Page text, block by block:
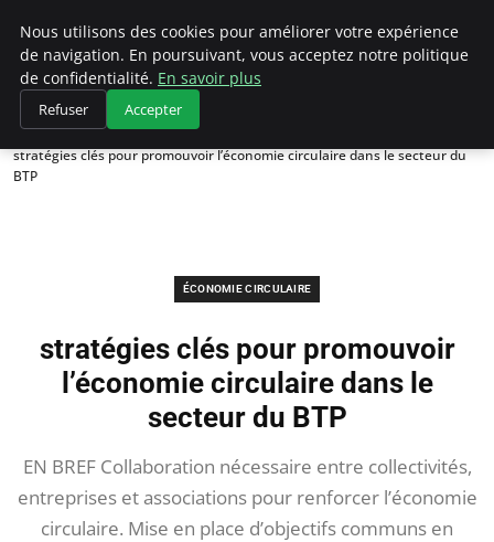
Climategatecountryclub.com
Accueil
Économie circulaire
stratégies clés pour promouvoir l’économie circulaire dans le secteur du
BTP
ÉCONOMIE CIRCULAIRE
stratégies clés pour promouvoir
l’économie circulaire dans le
secteur du BTP
EN BREF Collaboration nécessaire entre collectivités,
entreprises et associations pour renforcer l’économie
circulaire. Mise en place d’objectifs communs en
Nous utilisons des cookies pour améliorer votre expérience
de navigation. En poursuivant, vous acceptez notre politique
de confidentialité. En savoir plus
Refuser Accepter